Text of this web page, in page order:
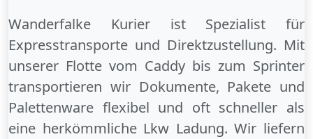
Wanderfalke Kurier ist Spezialist für
Expresstransporte und Direktzustellung. Mit
unserer Flotte vom Caddy bis zum Sprinter
transportieren wir Dokumente, Pakete und
Palettenware flexibel und oft schneller als
eine herkömmliche Lkw Ladung. Wir liefern